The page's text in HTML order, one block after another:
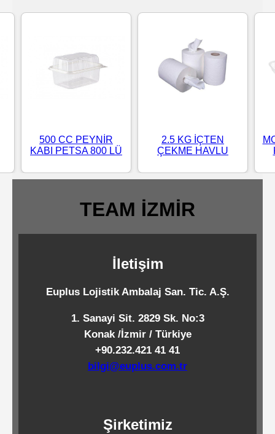
Su
Mendiller
Kolonyalı
Standart
Islak
Mendiller
Pipetler
Ürünleri
Temizlik
Kimyasalları
Endüstriyel
500 CC PEYNİR
KABI PETSA 800 LÜ
2.5 KG İÇTEN
ÇEKME HAVLU
TEAM İZMİR
İletişim
Euplus Lojistik Ambalaj San. Tic. A.Ş.
1. Sanayi Sit. 2829 Sk. No:3
Konak /İzmir / Türkiye
+90.232.421 41 41
bilgi@euplus.com.tr
Şirketimiz